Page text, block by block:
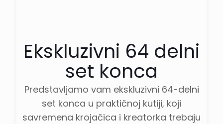
Ekskluzivni 64 delni
set konca
Predstavljamo vam ekskluzivni 64-delni
set konca u praktičnoj kutiji, koji
savremena krojačica i kreatorka trebaju